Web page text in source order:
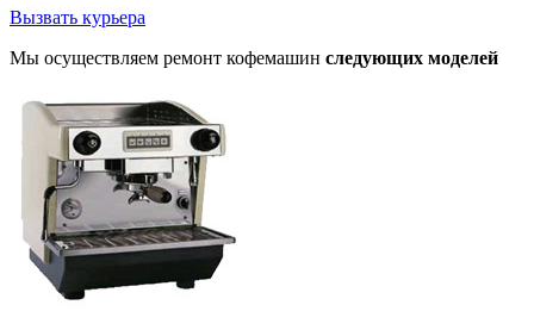
Вызвать курьера
Мы осуществляем ремонт кофемашин следующих моделей